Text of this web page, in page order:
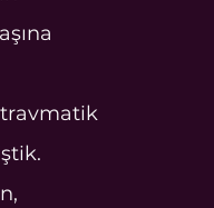
travmatik